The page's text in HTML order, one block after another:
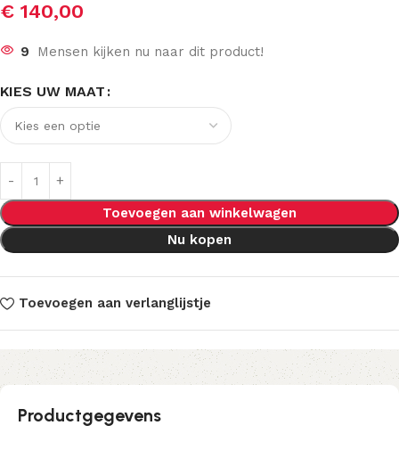
€ 140,00
9 Mensen kijken nu naar dit product!
KIES UW MAAT
Toevoegen aan winkelwagen
Nu kopen
Toevoegen aan verlanglijstje
Productgegevens